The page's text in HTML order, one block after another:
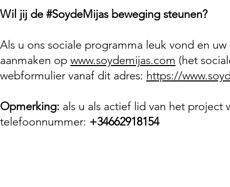
Wil jij de #SoydeMijas beweging steunen?
Als u ons sociale programma leuk vond en
aanmaken op www.soydemijas.com (het
webformulier vanaf dit adres: https://
Opmerking: als u als actief lid van het project
telefoonnummer: +34662918154